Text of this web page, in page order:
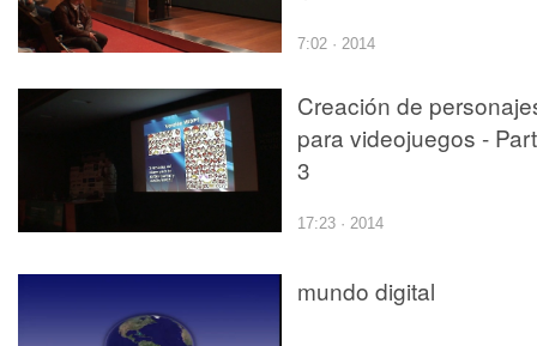
7:02 · 2014
Creación de
para videojuegos -
3
17:23 · 2014
mundo digital